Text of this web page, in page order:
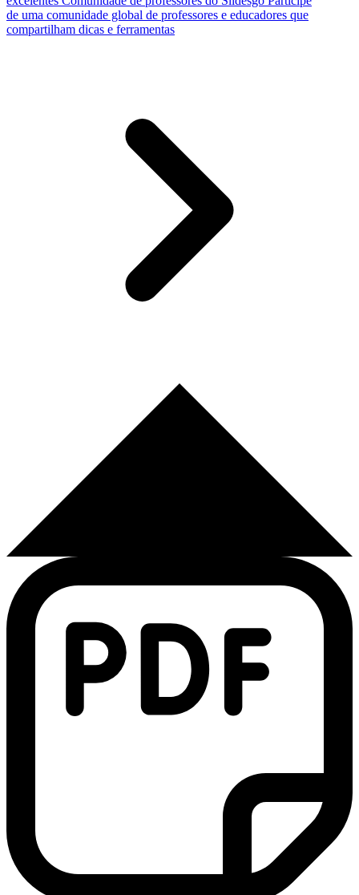
de uma comunidade global de professores e educadores que
compartilham dicas e ferramentas